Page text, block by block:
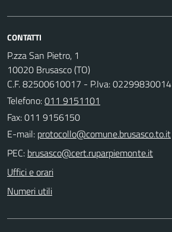
CONTATTI
P.zza San Pietro, 1
10020 Brusasco (TO)
C.F. 82500610017 - P.Iva: 02299830014
Telefono:011 9151101
Fax: 011 9156150
E-mail:
PEC:
Uffici e orari
Numeri utili